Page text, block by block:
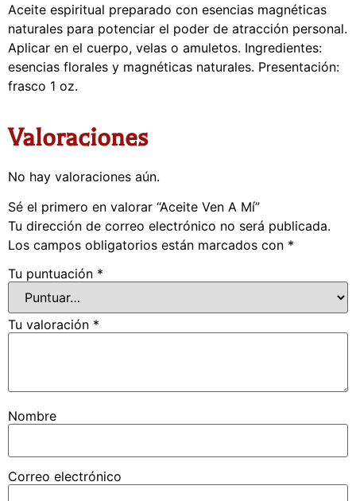
Aceite espiritual preparado con esencias magnéticas
naturales para potenciar el poder de atracción personal.
Aplicar en el cuerpo, velas o amuletos. Ingredientes:
esencias florales y magnéticas naturales. Presentación:
frasco 1 oz.
Valoraciones
No hay valoraciones aún.
Sé el primero en valorar “Aceite Ven A Mí”
Tu dirección de correo electrónico no será publicada.
Los campos obligatorios están marcados con *
Tu puntuación *
Tu valoración *
Nombre
Correo electrónico